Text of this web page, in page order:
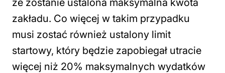
zakładu. Co więcej w takim przypadku
musi zostać również ustalony limit
startowy, który będzie zapobiegał utracie
więcej niż 20% maksymalnych wydatków